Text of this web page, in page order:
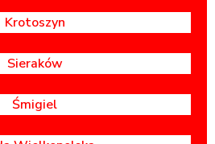
Krotoszyn
Sieraków
Śmigiel